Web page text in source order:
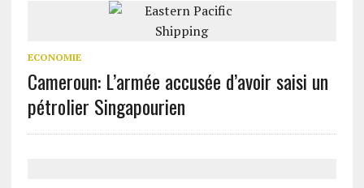
ECONOMIE
Cameroun: L’armée accusée d’avoir saisi un
pétrolier Singapourien